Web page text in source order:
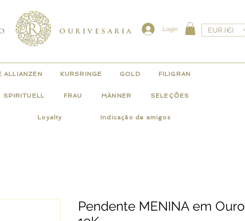
ourivesaria Login EUR (€)
ALLIANZEN KURSRINGE GOLD FILIGRAN
SPIRITUELL FRAU MÄNNER SELEÇÕES
Loyalty Indicação de amigos
Pendente MENINA em Ouro